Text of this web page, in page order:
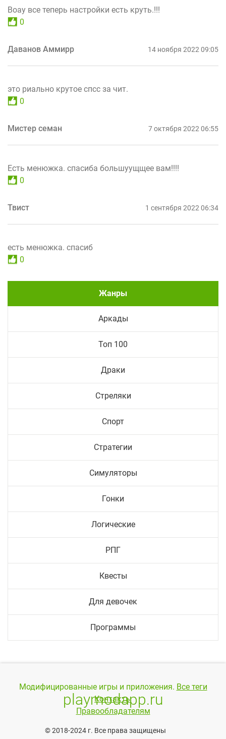
Воау все теперь настройки есть круть.!!!
0
Даванов Аммирр 14 ноября 2022 09:05
это риально крутое спсс за чит.
0
Мистер семан 7 октября 2022 06:55
Есть менюжка. спасиба большуущщее вам!!!!
0
Твист 1 сентября 2022 06:34
есть менюжка. спасиб
0
Жанры
Аркады
Топ 100
Драки
Стреляки
Спорт
Стратегии
Симуляторы
Гонки
Логические
РПГ
Квесты
Для девочек
Программы
playmodapp.ru
Модифицированные игры и приложения. Все теги
Контакты
Правообладателям
© 2018-2024 г. Все права защищены